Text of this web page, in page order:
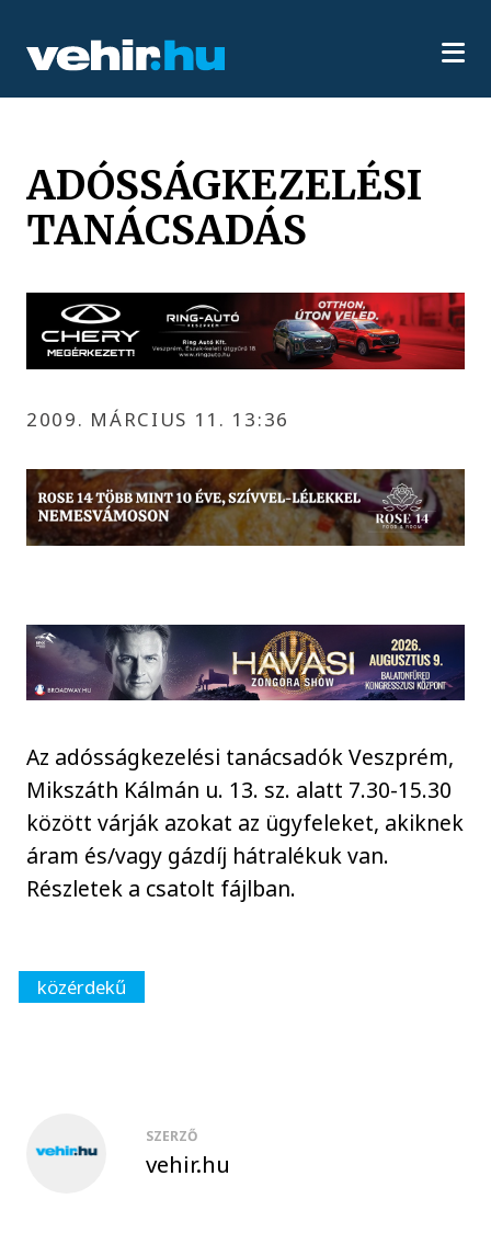
ADÓSSÁGKEZELÉSI
TANÁCSADÁS
2009. MÁRCIUS 11. 13:36
Az adósságkezelési tanácsadók Veszprém,
Mikszáth Kálmán u. 13. sz. alatt 7.30-15.30
között várják azokat az ügyfeleket, akiknek
áram és/vagy gázdíj hátralékuk van.
Részletek a csatolt fájlban.
közérdekű
SZERZŐ
vehir.hu